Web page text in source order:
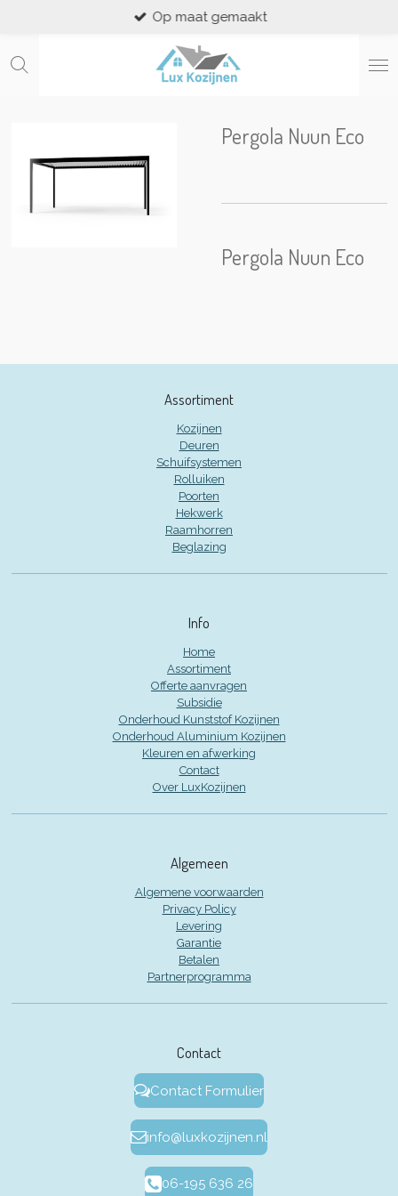
naar
Op maat gemaakt
Pergola Nuun Eco
Pergola Nuun Eco
Assortiment
Kozijnen
Deuren
Schuifsystemen
Rolluiken
Poorten
Hekwerk
Raamhorren
Beglazing
Info
Home
Assortiment
Offerte aanvragen
Subsidie
Onderhoud Kunststof Kozijnen
Onderhoud Aluminium Kozijnen
Kleuren en afwerking
Contact
Over LuxKozijnen
Algemeen
Algemene voorwaarden
Privacy Policy
Levering
Garantie
Betalen
Partnerprogramma
Contact
Contact Formulier
info@luxkozijnen.nl
06-195 636 26